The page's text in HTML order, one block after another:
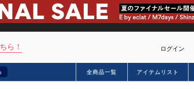
ら！ ログイン
全商品一覧 アイテムリスト